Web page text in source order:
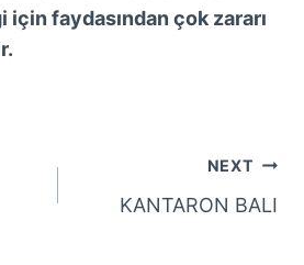
için faydasından çok zararı
NEXT
KANTARON BALI